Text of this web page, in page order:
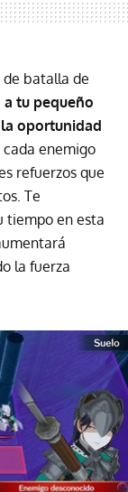
de batalla de
tu pequeño
oportunidad
enemigo
refuerzos que
Te
tiempo en esta
la fuerza